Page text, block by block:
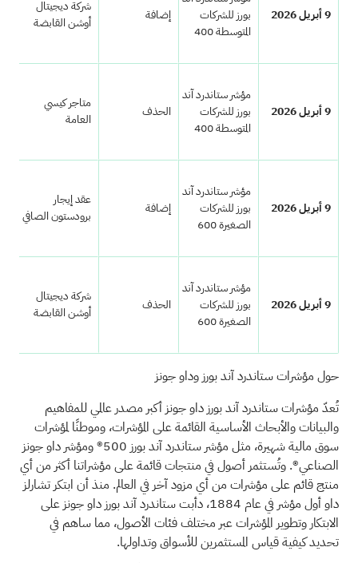
9 أبريل 2026
بورز للشركات
المتوسطة 400
إضافة
شركة ديجيتال
أوشن القابضة
9 أبريل 2026
مؤشر ستاندرد آند
بورز للشركات
المتوسطة 400
الحذف
متاجر كيسي
العامة
9 أبريل 2026
مؤشر ستاندرد آند
بورز للشركات
الصغيرة 600
إضافة
عقد إيجار
برودستون الصافي
9 أبريل 2026
مؤشر ستاندرد آند
بورز للشركات
الصغيرة 600
الحذف
شركة ديجيتال
أوشن القابضة
حول مؤشرات ستاندرد آند بورز وداو جونز
تُعدّ مؤشرات ستاندرد آند بورز داو جونز أكبر مصدر عالمي للمفاهيم
والبيانات والأبحاث الأساسية القائمة على المؤشرات، وموطنًا لمؤشرات
سوق مالية شهيرة، مثل مؤشر ستاندرد آند بورز 500® ومؤشر داو جونز
الصناعي®. وتُستثمر أصول في منتجات قائمة على مؤشراتنا أكثر من أي
منتج قائم على مؤشرات من أي مزود آخر في العالم. منذ أن ابتكر تشارلز
داو أول مؤشر في عام 1884، دأبت ستاندرد آند بورز داو جونز على
الابتكار وتطوير المؤشرات عبر مختلف فئات الأصول، مما ساهم في
تحديد كيفية قياس المستثمرين للأسواق وتداولها.